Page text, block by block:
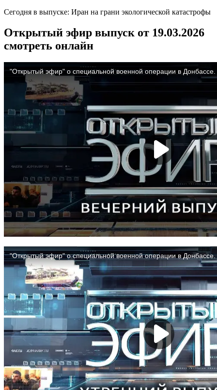
Сегодня в выпуске: Иран на грани экологической катастрофы
Открытый эфир выпуск от 19.03.2026
смотреть онлайн